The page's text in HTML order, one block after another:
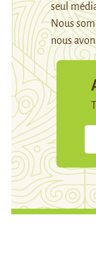
seul
Nous
nous